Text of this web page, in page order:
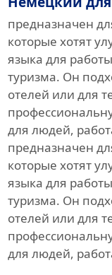
предназначен
которые хотят
языка для
туризма. Он
отелей или для
для людей,
предназначен
которые хотят
языка для
туризма. Он
отелей или для
для людей,